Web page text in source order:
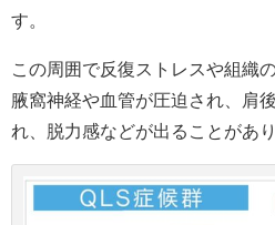
す。
この周囲で反復ストレスや組織
腋窩神経や血管が圧迫され、肩
れ、脱力感などが出ることがあ